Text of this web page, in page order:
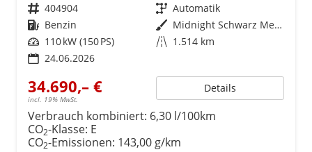
Fahrzeugnr. 404904 Getriebe Automatik
Kraftstoff Benzin Außenfarbe
Midnight Schwarz Metallic
Leistung 110 kW (150 PS) Kilometerstand 1.514 km
24.06.2026
34.690,– €
incl. 19% MwSt.
Details
Verbrauch kombiniert: 6,30 l/100km
CO2-Klasse: E
CO2-Emissionen: 143,00 g/km